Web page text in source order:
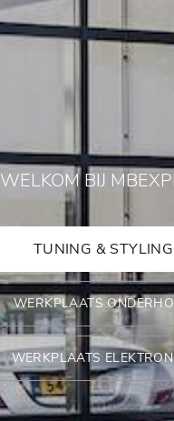
WELKOM BIJ
TUNING & STYLING
WERKPLAATS
WERKPLAATS